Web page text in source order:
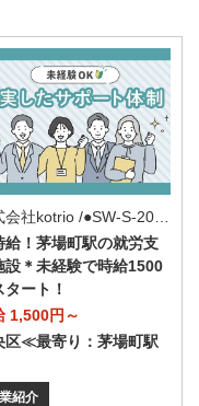
給！茅場町駅の就労支
設＊未経験で時給1500
タート！
1,500円～
区≪最寄り：茅場町駅
紹介